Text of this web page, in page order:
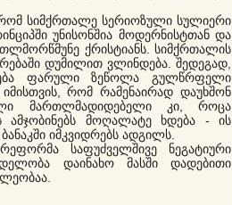
სიმქრთალე სერიოზული სულიერი
უნისონშია მოდერნისტთან და
ქრისტიანს. სიმქრთალის
დუმილით ვლინდება. შედეგად,
ფარული ზეწოლა გულწრფელი
რომ რამენაირად დაუხშონ
მართლმადიდებელი კი, როცა
მოღალატე ხდება - ის
იმკვიდრებს ადგილს.
საფუძველშივე ნეგატიური
დაინახო მასში დადებითი